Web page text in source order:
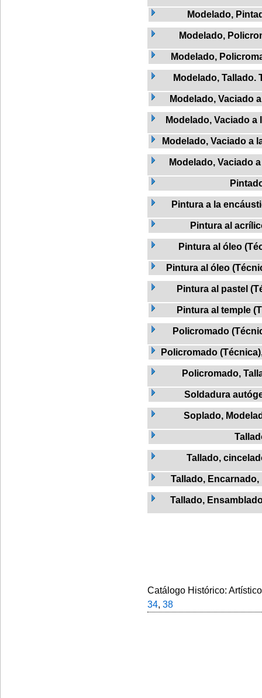
Modelado,
Modelado,
Modelado,
Modelado, Tallado.
Modelado, Vaciado
Modelado, Vaciado
Modelado, Vaciado a
Modelado, Vaciado
Pintura a la
Pintura al
Pintura al óleo
Pintura al óleo
Pintura al pastel
Pintura al temple
Policromado
Policromado
Policromado,
Soldadura
Soplado,
Tallado,
Tallado,
Tallado,
Catálogo Histórico:
34, 38